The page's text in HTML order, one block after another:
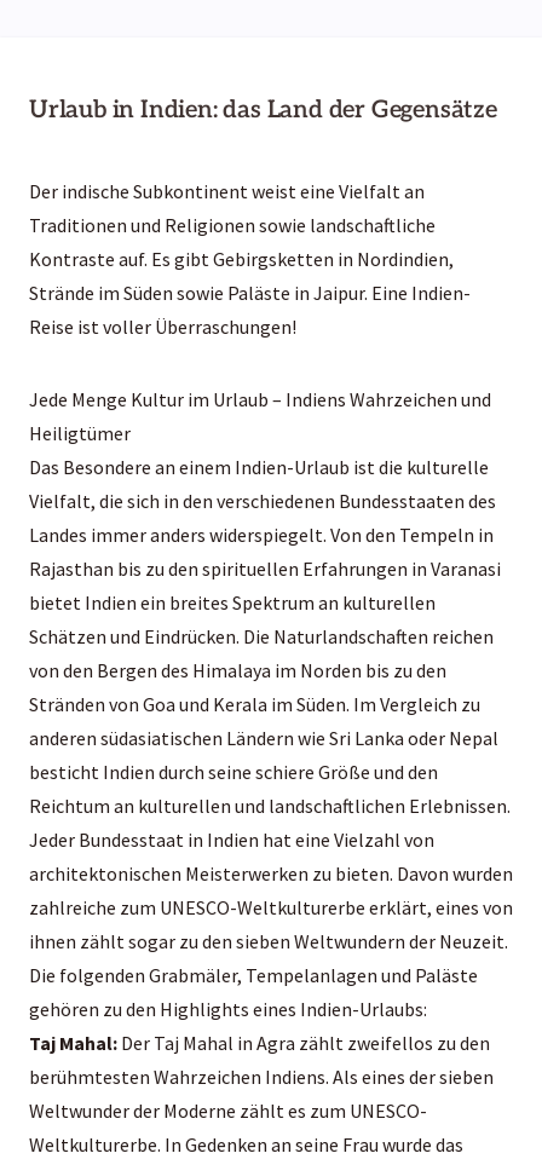
Urlaub in Indien: das Land der Gegensätze
Der indische Subkontinent weist eine Vielfalt an
Traditionen und Religionen sowie landschaftliche
Kontraste auf. Es gibt Gebirgsketten in Nordindien,
Strände im Süden sowie Paläste in Jaipur. Eine Indien-
Reise ist voller Überraschungen!
Jede Menge Kultur im Urlaub – Indiens Wahrzeichen und
Heiligtümer
Das Besondere an einem Indien-Urlaub ist die kulturelle
Vielfalt, die sich in den verschiedenen Bundesstaaten des
Landes immer anders widerspiegelt. Von den Tempeln in
Rajasthan bis zu den spirituellen Erfahrungen in Varanasi
bietet Indien ein breites Spektrum an kulturellen
Schätzen und Eindrücken. Die Naturlandschaften reichen
von den Bergen des Himalaya im Norden bis zu den
Stränden von Goa und Kerala im Süden. Im Vergleich zu
anderen südasiatischen Ländern wie Sri Lanka oder Nepal
besticht Indien durch seine schiere Größe und den
Reichtum an kulturellen und landschaftlichen Erlebnissen.
Jeder Bundesstaat in Indien hat eine Vielzahl von
architektonischen Meisterwerken zu bieten. Davon wurden
zahlreiche zum UNESCO-Weltkulturerbe erklärt, eines von
ihnen zählt sogar zu den sieben Weltwundern der Neuzeit.
Die folgenden Grabmäler, Tempelanlagen und Paläste
gehören zu den Highlights eines Indien-Urlaubs:
Taj Mahal: Der Taj Mahal in Agra zählt zweifellos zu den
berühmtesten Wahrzeichen Indiens. Als eines der sieben
Weltwunder der Moderne zählt es zum UNESCO-
Weltkulturerbe. In Gedenken an seine Frau wurde das